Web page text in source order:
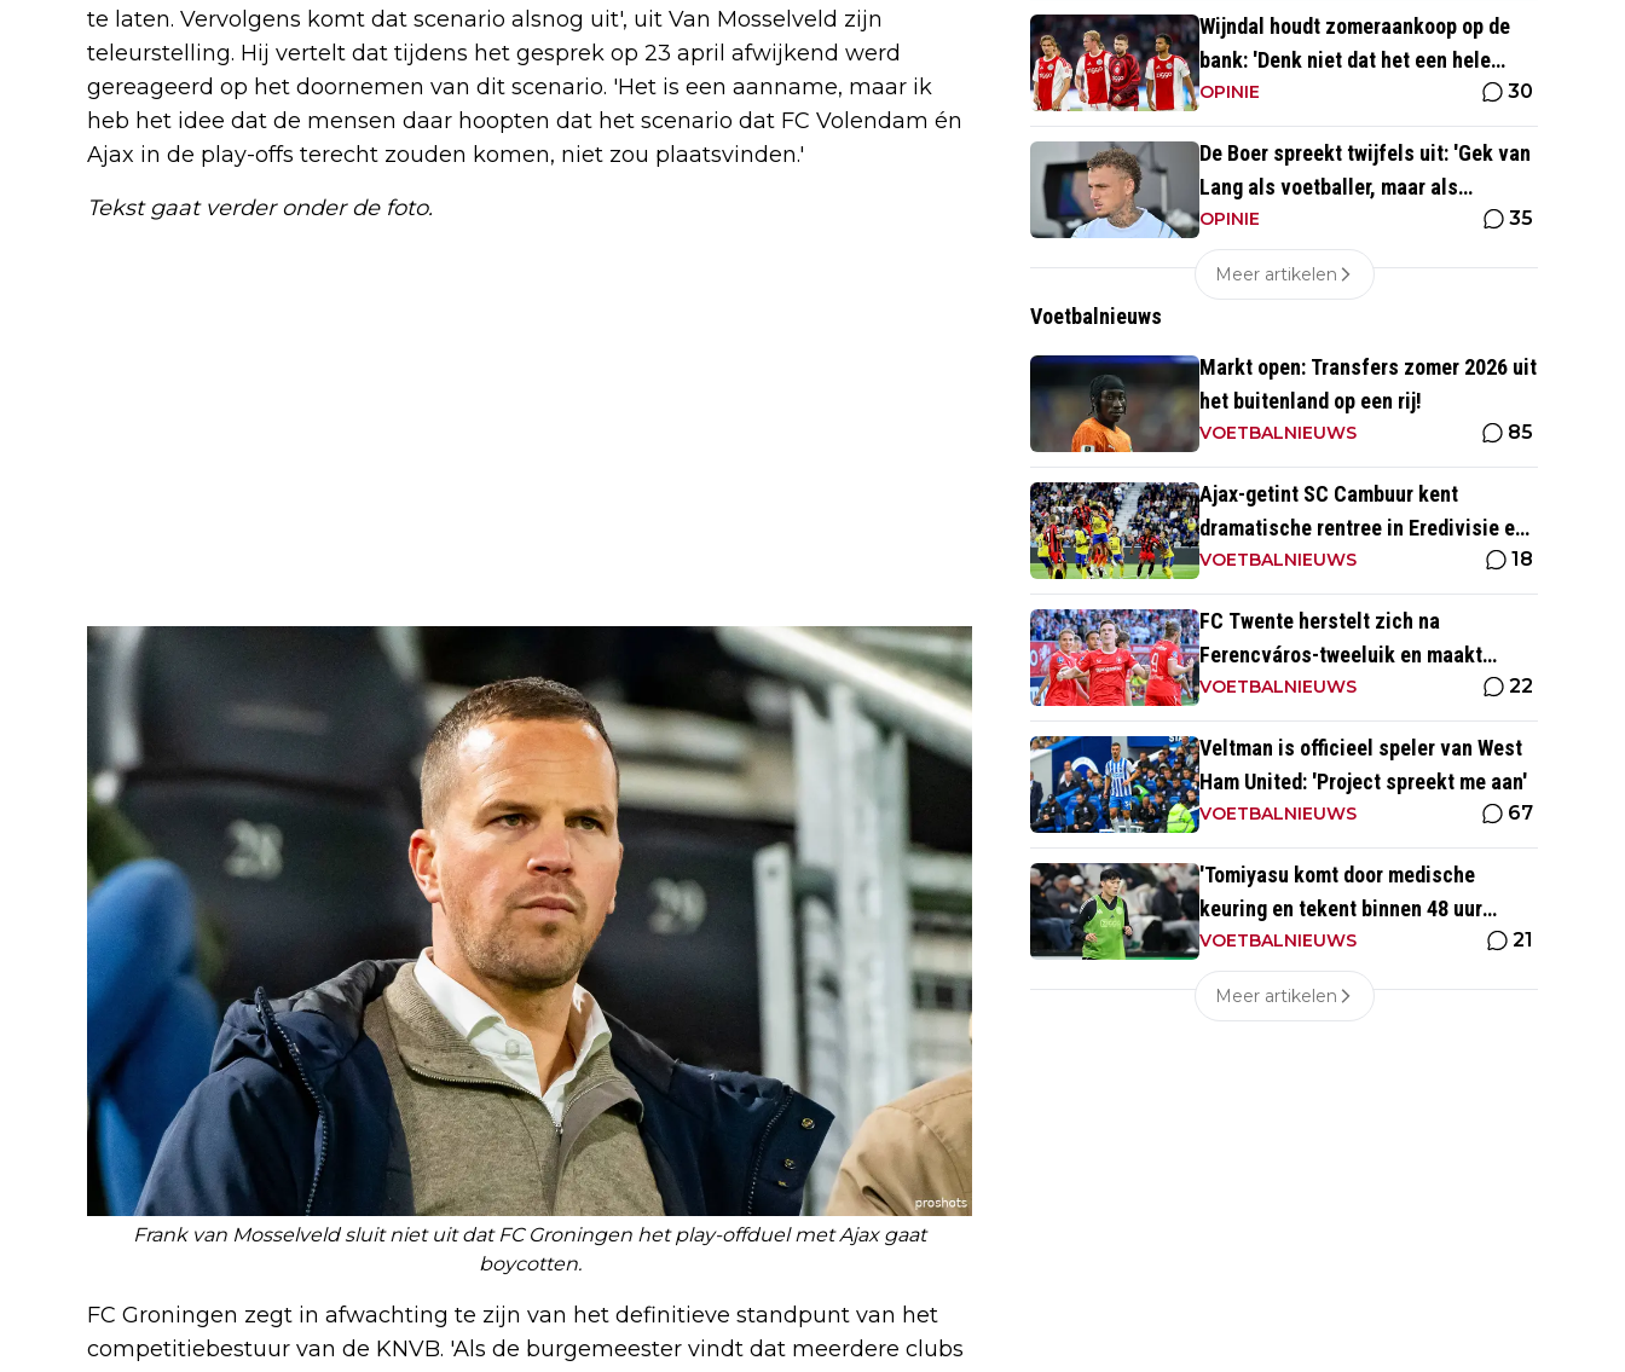
te laten. Vervolgens komt dat scenario alsnog uit', uit Van Mosselveld zijn
teleurstelling. Hij vertelt dat tijdens het gesprek op 23 april afwijkend werd
gereageerd op het doornemen van dit scenario. 'Het is een aanname, maar ik
heb het idee dat de mensen daar hoopten dat het scenario dat FC Volendam én
Ajax in de play-offs terecht zouden komen, niet zou plaatsvinden.'
Tekst gaat verder onder de foto.
Frank van Mosselveld sluit niet uit dat FC Groningen het play-offduel met Ajax gaat
boycotten.
FC Groningen zegt in afwachting te zijn van het definitieve standpunt van het
competitiebestuur van de KNVB. 'Als de burgemeester vindt dat meerdere clubs
Wijndal houdt zomeraankoop op de
bank: 'Denk niet dat het een hele
goede verdediger is'
OPINIE 30
De Boer spreekt twijfels uit: 'Gek van
Lang als voetballer, maar als
persoonlijkheid niet'
OPINIE 35
Meer artikelen
Voetbalnieuws
Markt open: Transfers zomer 2026 uit
het buitenland op een rij!
VOETBALNIEUWS 85
Ajax-getint SC Cambuur kent
dramatische rentree in Eredivisie en
krijgt pak slaag in eigen huis
VOETBALNIEUWS 18
FC Twente herstelt zich na
Ferencváros-tweeluik en maakt
gehakt van Slowaakse opponent
VOETBALNIEUWS 22
Veltman is officieel speler van West
Ham United: 'Project spreekt me aan'
VOETBALNIEUWS 67
'Tomiyasu komt door medische
keuring en tekent binnen 48 uur
contract bij nieuwe club'
VOETBALNIEUWS 21
Meer artikelen